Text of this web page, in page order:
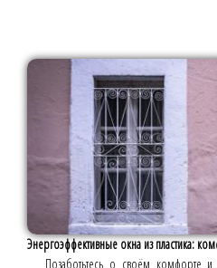
Энергоэффективные окна из пластика:
Позаботьтесь о своём комфорте